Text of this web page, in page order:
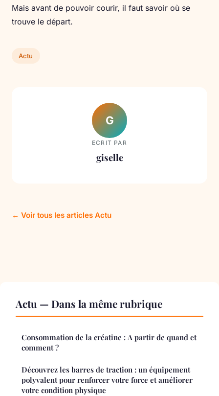
Mais avant de pouvoir courir, il faut savoir où se
trouve le départ.
Actu
G
ECRIT PAR
giselle
← Voir tous les articles Actu
Actu — Dans la même rubrique
Consommation de la créatine : A partir de quand et
comment ?
Découvrez les barres de traction : un équipement
polyvalent pour renforcer votre force et améliorer
votre condition physique